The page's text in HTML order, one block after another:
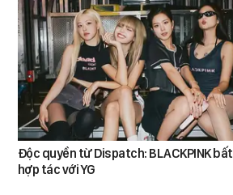
Độc quyền từ Dispatch: BLACKPINK bất
hợp tác với YG